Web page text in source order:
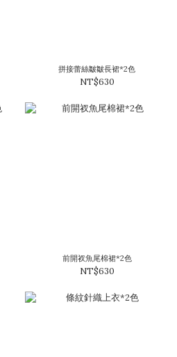
拼接蕾絲皺皺長裙*2色
NT$630
前開衩魚尾棉裙*2色
NT$630